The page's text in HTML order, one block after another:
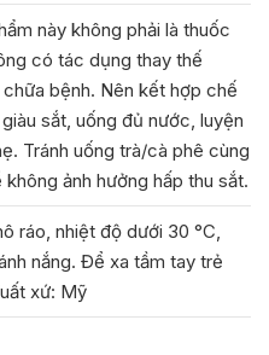
này không phải là thuốc
có tác dụng thay thế
bệnh. Nên kết hợp chế
sắt, uống đủ nước, luyện
Tránh uống trà/cà phê cùng
không ảnh hưởng hấp thu sắt.
ráo, nhiệt độ dưới 30 °C,
nắng. Để xa tầm tay trẻ
xứ: Mỹ